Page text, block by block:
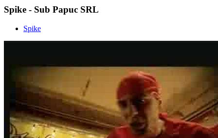
Spike - Sub Papuc SRL
Spike